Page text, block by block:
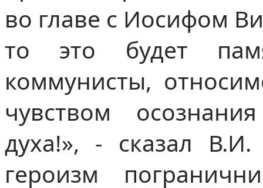
во главе с Иосифом
то это будет
коммунисты,
чувством
духа!», - сказал
героизм